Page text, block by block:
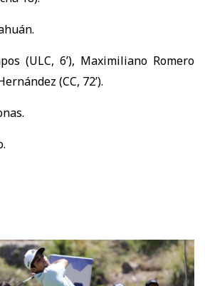
(ULC, 6’), Maximiliano Romero
(CC, 72’).